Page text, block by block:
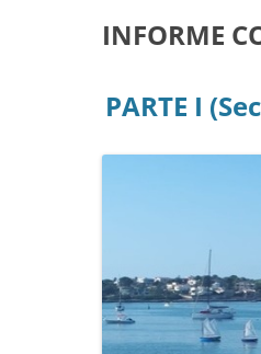
INFORME
PARTE I